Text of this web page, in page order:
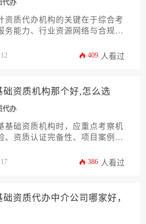
代办
资质代办机构的关键在于综合考
务能力、行业资源网络与合规操
障体系，结合企业自身资质申请
409 人看过
础资质机构那个好,怎么选
代办
基础资质机构时，应重点考察机
、资质认证完备性、项目案例真
规范进行综合评估，专业可靠的
386 人看过
资质代办中介公司哪家好，